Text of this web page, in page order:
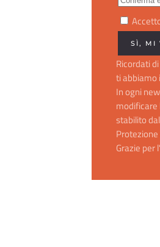
Ricordati
ti abbiamo
In ogni
modificare
stabilito
Protezione
Grazie per